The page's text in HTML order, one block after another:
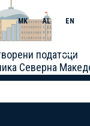
податоци
Северна
MK AL EN
Toggle